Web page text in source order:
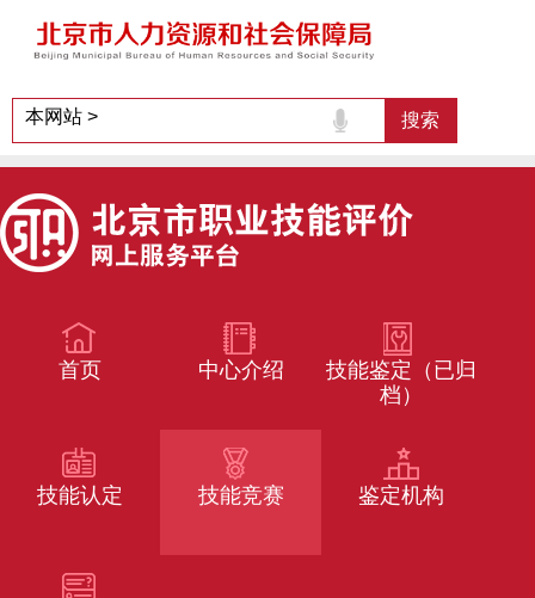
首页 中心介绍
技能鉴定（已归
档）
技能认定 技能竞赛 鉴定机构